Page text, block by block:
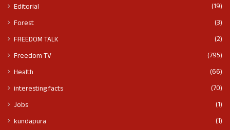
Editorial
(19)
Forest
(3)
FREEDOM TALK
(2)
Freedom TV
(795)
Health
(66)
interesting facts
(70)
Jobs
(1)
kundapura
(1)